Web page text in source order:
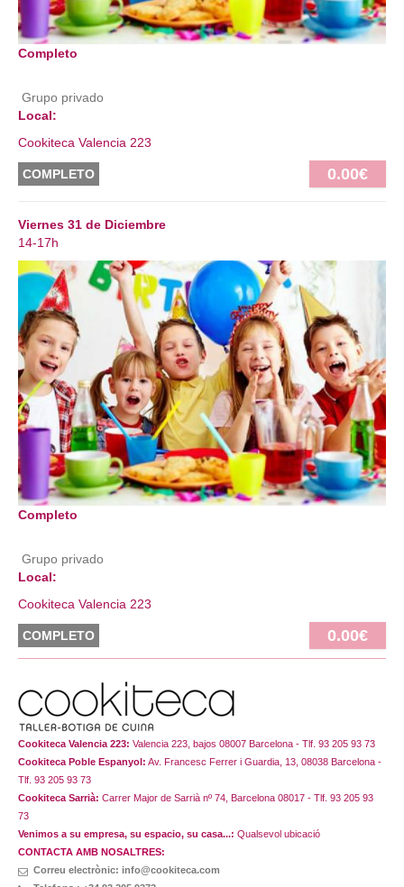
Completo
Grupo privado
Local:
Cookiteca Valencia 223
COMPLETO 0.00€
Viernes 31 de Diciembre
14-17h
Completo
Grupo privado
Local:
Cookiteca Valencia 223
COMPLETO 0.00€
Cookiteca Valencia 223: Valencia 223, bajos 08007 Barcelona - Tlf. 93 205 93 73
Cookiteca Poble Espanyol: Av. Francesc Ferrer i Guardia, 13, 08038 Barcelona -
Tlf. 93 205 93 73
Cookiteca Sarrià: Carrer Major de Sarrià nº 74, Barcelona 08017 - Tlf. 93 205 93
73
Venimos a su empresa, su espacio, su casa...: Qualsevol ubicació
CONTACTA AMB NOSALTRES:
Correu electrònic: info@cookiteca.com